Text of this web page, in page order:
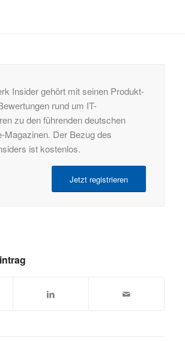
Insider gehört mit seinen Produkt-
rund um IT-
zu den führenden deutschen
Magazinen. Der Bezug des
ist kostenlos.
Jetzt registrieren